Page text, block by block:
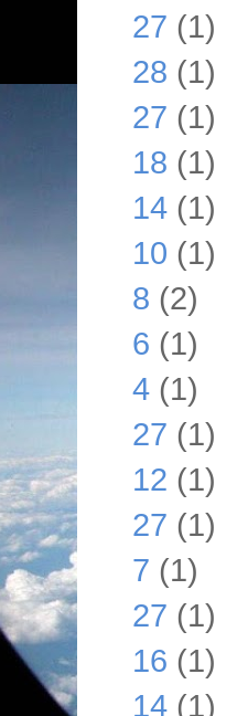
27 (1)
28 (1)
27 (1)
18 (1)
14 (1)
10 (1)
8 (2)
6 (1)
4 (1)
27 (1)
12 (1)
27 (1)
7 (1)
27 (1)
16 (1)
14 (1)